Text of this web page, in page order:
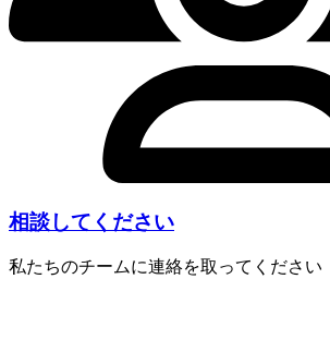
相談してください
私たちのチームに連絡を取ってください